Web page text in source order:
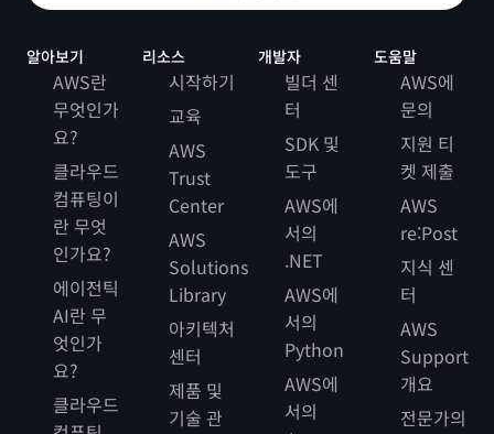
알아보기
AWS란
무엇인가
요?
클라우드
컴퓨팅이
란 무엇
인가요?
에이전틱
AI란 무
엇인가
요?
클라우드
리소스
시작하기
교육
AWS
Trust
Center
AWS
Solutions
Library
아키텍처
센터
제품 및
기술 관
개발자
빌더 센
터
SDK 및
도구
AWS에
서의
.NET
AWS에
서의
Python
AWS에
서의
도움말
AWS에
문의
지원 티
켓 제출
AWS
re:Post
지식 센
터
AWS
Support
개요
전문가의